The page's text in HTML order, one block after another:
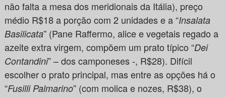
não falta a mesa dos meridionais da Itália), preço
médio R$18 a porção com 2 unidades e a “Insalata
Basilicata” (Pane Raffermo, alice e vegetais regado a
azeite extra virgem, compõem um prato típico “Dei
Contandini” – dos camponeses -, R$28). Difícil
escolher o prato principal, mas entre as opções há o
“Fusilli Palmarino” (com molica e nozes, R$38), o